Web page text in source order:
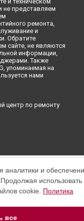
не представляем
ремонта,
и
Обратите
сайте, не являются
информации,
Также
упоминаемая на
нами
центр по ремонту
аналитики и
использовать
cookie. Политика
все